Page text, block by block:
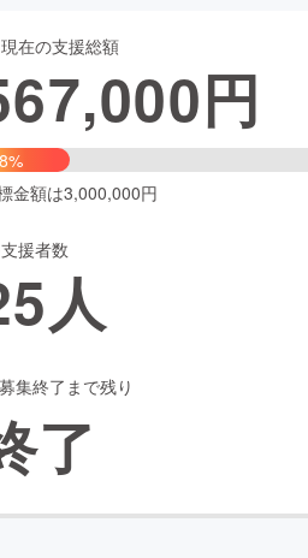
現在の支援総額
円
金額は3,000,000円
支援者数
人
募集終了まで残り
了